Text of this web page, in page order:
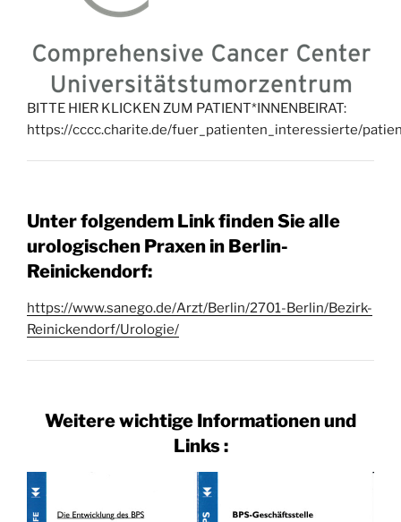
BITTE HIER KLICKEN ZUM PATIENT*INNENBEIRAT:
https://cccc.charite.de/fuer_patienten_interessierte/
Unter folgendem Link finden Sie alle
urologischen Praxen in Berlin-
Reinickendorf:
https://www.sanego.de/Arzt/Berlin/2701-Berlin/Bezirk-
Reinickendorf/Urologie/
Weitere wichtige Informationen und
Links :